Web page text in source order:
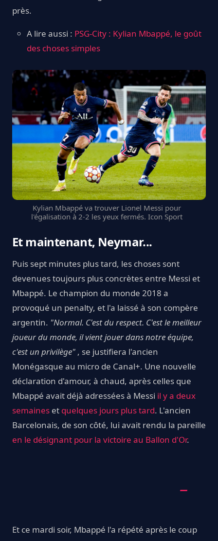
près.
A lire aussi : PSG-City : Kylian Mbappé, le goût
des choses simples
Kylian Mbappé va trouver Lionel Messi pour
l'égalisation à 2-2 les yeux fermés. Icon Sport
Et maintenant, Neymar...
Puis sept minutes plus tard, les choses sont
devenues toujours plus concrètes entre Messi et
Mbappé. Le champion du monde 2018 a
provoqué un penalty, et l'a laissé à son compère
argentin. "Normal. C'est du respect. C'est le meilleur
joueur du monde, il vient jouer dans notre équipe,
c'est un privilège" , se justifiera l'ancien
Monégasque au micro de Canal+. Une nouvelle
déclaration d'amour, à chaud, après celles que
Mbappé avait déjà adressées à Messi il y a deux
semaines et quelques jours plus tard. L'ancien
Barcelonais, de son côté, lui avait rendu la pareille
en le désignant pour la victoire au Ballon d'Or.
Et ce mardi soir, Mbappé l'a répété après le coup